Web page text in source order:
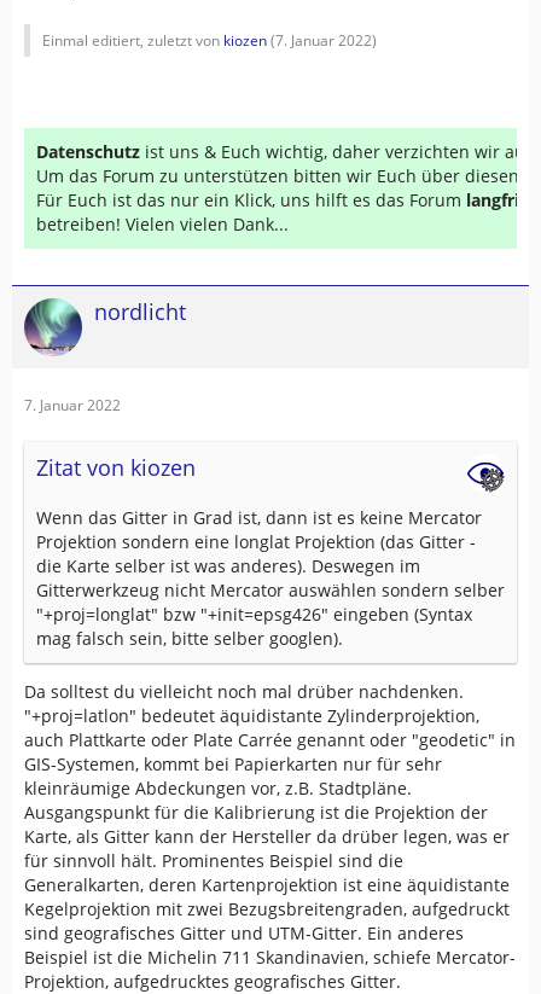
Einmal editiert, zuletzt von kiozen(7. Januar 2022)
Datenschutz ist uns & Euch wichtig, daher verzichten wir auf
Um das Forum zu unterstützen bitten wir Euch über diesen
Für Euch ist das nur ein Klick, uns hilft es das Forum
betreiben! Vielen vielen Dank...
nordlicht
7. Januar 2022
Zitat von kiozen
Wenn das Gitter in Grad ist, dann ist es keine Mercator
Projektion sondern eine longlat Projektion (das Gitter -
die Karte selber ist was anderes). Deswegen im
Gitterwerkzeug nicht Mercator auswählen sondern selber
"+proj=longlat" bzw "+init=epsg426" eingeben (Syntax
mag falsch sein, bitte selber googlen).
Da solltest du vielleicht noch mal drüber nachdenken.
"+proj=latlon" bedeutet äquidistante Zylinderprojektion,
auch Plattkarte oder Plate Carrée genannt oder "geodetic" in
GIS-Systemen, kommt bei Papierkarten nur für sehr
kleinräumige Abdeckungen vor, z.B. Stadtpläne.
Ausgangspunkt für die Kalibrierung ist die Projektion der
Karte, als Gitter kann der Hersteller da drüber legen, was er
für sinnvoll hält. Prominentes Beispiel sind die
Generalkarten, deren Kartenprojektion ist eine äquidistante
Kegelprojektion mit zwei Bezugsbreitengraden, aufgedruckt
sind geografisches Gitter und UTM-Gitter. Ein anderes
Beispiel ist die Michelin 711 Skandinavien, schiefe Mercator-
Projektion, aufgedrucktes geografisches Gitter.